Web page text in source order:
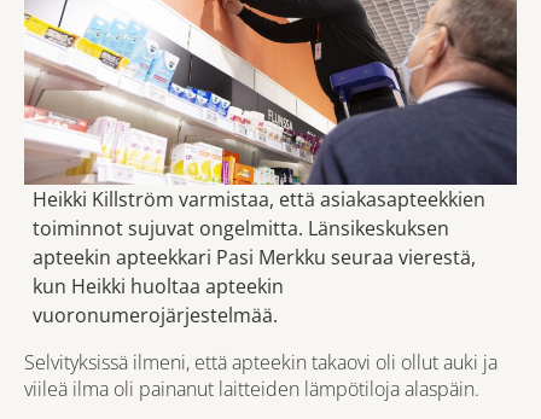
Heikki Killström varmistaa, että asiakasapteekkien
toiminnot sujuvat ongelmitta. Länsikeskuksen
apteekin apteekkari Pasi Merkku seuraa vierestä,
kun Heikki huoltaa apteekin
vuoronumerojärjestelmää.
Selvityksissä ilmeni, että apteekin takaovi oli ollut auki ja
viileä ilma oli painanut laitteiden lämpötiloja alaspäin.